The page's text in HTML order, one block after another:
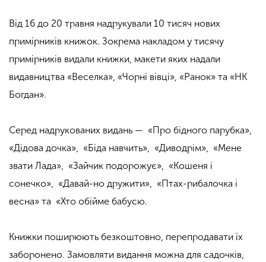
Від 16 до 20 травня надрукували 10 тисяч нових
примірників книжок. Зокрема накладом у тисячу
примірників видали книжки, макети яких надали
видавництва «Веселка», «Чорні вівці», «Ранок» та «НК
Богдан».
Серед надрукованих видань — «Про бідного парубка»,
«Дідова дочка», «Біда навчить», «Диводрім», «Мене
звати Лада», «Зайчик подорожує», «Кошеня і
сонечко», «Давай-но дружити», «Птах-рибалочка і
весна» та «Хто обійме бабусю.
Книжки поширюють безкоштовно, перепродавати їх
заборонено. Замовляти видання можна для садочків,